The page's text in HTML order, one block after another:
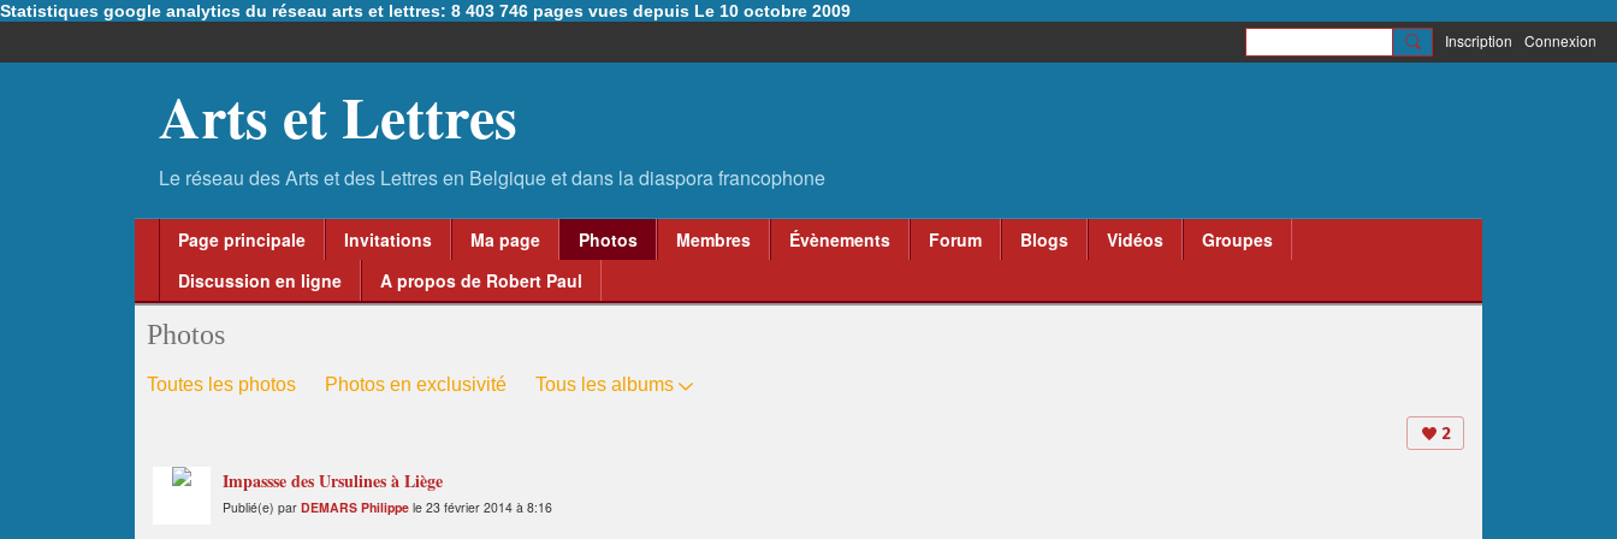
Statistiques google analytics du réseau arts et lettres: 8 403 746 pages vues depuis Le 10 octobre 2009
Inscription Connexion
Arts et Lettres
Page principale Invitations Ma page Photos Membres Évènements Forum Blogs Vidéos
Groupes
Discussion en ligne
A propos de Robert Paul
Photos
Toutes les photos Photos en exclusivité Tous les albums
2
Impassse des Ursulines à Liège
Publié(e) par DEMARS Philippe le 23 février 2014 à 8:16